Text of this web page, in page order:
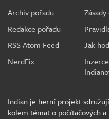
Archiv pořadu
Redakce pořadu
RSS Atom Feed
NerdFix
Jak
Indian je herní projekt
kolem témat o počítačových